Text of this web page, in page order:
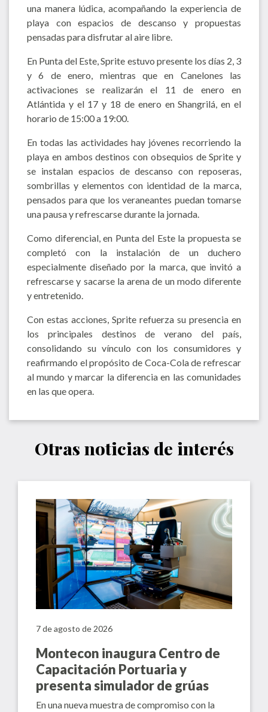
una manera lúdica, acompañando la experiencia de
playa con espacios de descanso y propuestas
pensadas para disfrutar al aire libre.
En Punta del Este, Sprite estuvo presente los días 2, 3
y 6 de enero, mientras que en Canelones las
activaciones se realizarán el 11 de enero en
Atlántida y el 17 y 18 de enero en Shangrilá, en el
horario de 15:00 a 19:00.
En todas las actividades hay jóvenes recorriendo la
playa en ambos destinos con obsequios de Sprite y
se instalan espacios de descanso con reposeras,
sombrillas y elementos con identidad de la marca,
pensados para que los veraneantes puedan tomarse
una pausa y refrescarse durante la jornada.
Como diferencial, en Punta del Este la propuesta se
completó con la instalación de un duchero
especialmente diseñado por la marca, que invitó a
refrescarse y sacarse la arena de un modo diferente
y entretenido.
Con estas acciones, Sprite refuerza su presencia en
los principales destinos de verano del país,
consolidando su vínculo con los consumidores y
reafirmando el propósito de Coca-Cola de refrescar
al mundo y marcar la diferencia en las comunidades
en las que opera.
Otras noticias de interés
7 de agosto de 2026
Montecon inaugura Centro de
Capacitación Portuaria y
presenta simulador de grúas
En una nueva muestra de compromiso con la